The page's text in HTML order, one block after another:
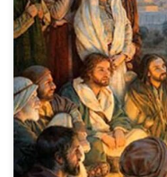
Domenica 21 Giugno
abbiate paura di quelli
Celebrazione Sante
ore 18:30 – Recita del
nella memoria di San